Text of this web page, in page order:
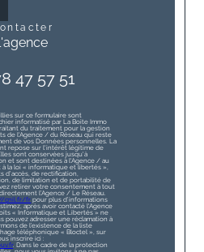
contacter
47 57 51
sur ce formulaire sont
informatisé par La Boite Immo
du traitement pour la gestion
de l'Agence / du Réseau qui reste
de vos Données personnelles. La
repose sur l'intérêt légitime de
sont conservées jusqu'à
et sont destinées à l'Agence / au
à la loi « informatique et libertés »,
d’accès, de rectification,
de limitation et de portabilité de
retirer votre consentement à tout
l’Agence / Le Réseau.
cnil.fr/fr pour plus d’informations
après avoir contacté l'Agence
« Informatique et Libertés » ne
pouvez adresser une réclamation à
de l’existence de la liste
téléphonique « Bloctel », sur
inscrire ici :
. Dans le cadre de la protection